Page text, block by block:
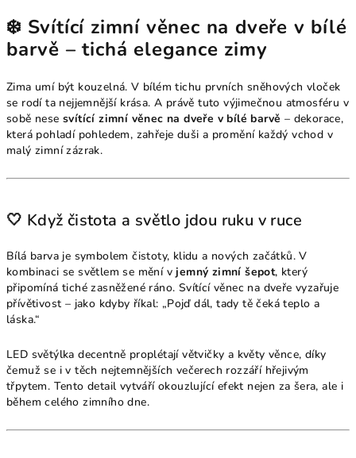
❄️ Svítící zimní věnec na dveře v bílé
barvě – tichá elegance zimy
Zima umí být kouzelná. V bílém tichu prvních sněhových vloček
se rodí ta nejjemnější krása. A právě tuto výjimečnou atmosféru v
sobě nesesvítící zimní věnec na dveře v bílé barvě – dekorace,
která pohladí pohledem, zahřeje duši a promění každý vchod v
malý zimní zázrak.
🤍 Když čistota a světlo jdou ruku v ruce
Bílá barva je symbolem čistoty, klidu a nových začátků. V
kombinaci se světlem se mění vjemný zimní šepot, který
připomíná tiché zasněžené ráno. Svítící věnec na dveře vyzařuje
přívětivost – jako kdyby říkal: „Pojď dál, tady tě čeká teplo a
láska.“
LED světýlka decentně proplétají větvičky a květy věnce, díky
čemuž se i v těch nejtemnějších večerech rozzáří hřejivým
třpytem. Tento detail vytváří okouzlující efekt nejen za šera, ale i
během celého zimního dne.